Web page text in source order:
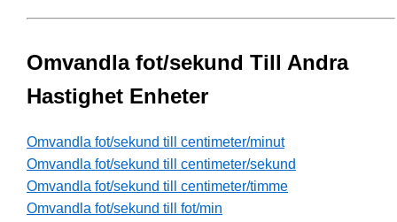
Omvandla fot/sekund Till Andra
Hastighet Enheter
Omvandla fot/sekund till centimeter/minut
Omvandla fot/sekund till centimeter/sekund
Omvandla fot/sekund till centimeter/timme
Omvandla fot/sekund till fot/min